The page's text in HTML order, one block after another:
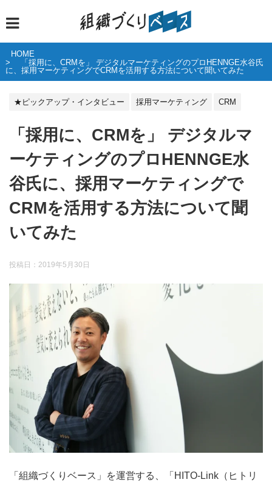
HOME
「採用に、CRMを」 デジタルマーケティングのプロHENNGE水谷氏
に、採用マーケティングでCRMを活用する方法について聞いてみた
★ピックアップ・インタビュー 採用マーケティング CRM
「採用に、CRMを」 デジタルマ
ーケティングのプロHENNGE水
谷氏に、採用マーケティングで
CRMを活用する方法について聞
いてみた
投稿日： 2019年5月30日
「組織づくりベース」を運営する、「HITO-Link（ヒトリ